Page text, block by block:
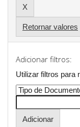
Retornar valores
Adicionar filtros:
Utilizar filtros para